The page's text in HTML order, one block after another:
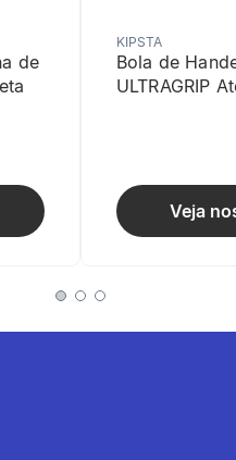
liberdade de movimentos.
de
KIPSTA
Bola de
ULTRAGRIP
Veja